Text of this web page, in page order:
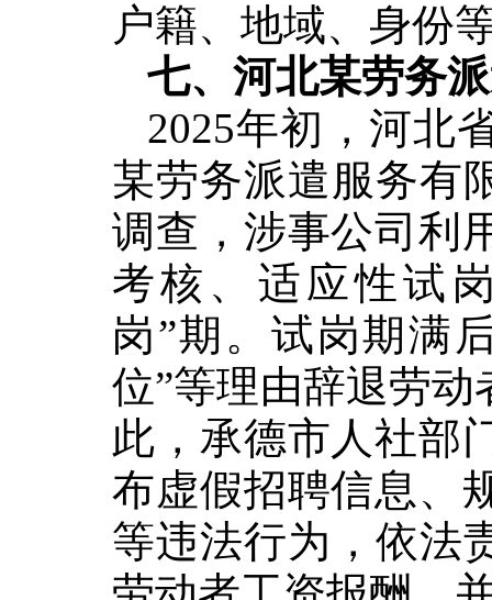
户籍、地域、身份
七、河北某劳务
2025年初， 河北
某劳务派遣服务有
调查， 涉事公司利
考核 、 适应性试
岗”期。试岗期满
位”等理由辞退劳
此，承德市人社部
布虚假招聘信息、
等违法行为 ，依法